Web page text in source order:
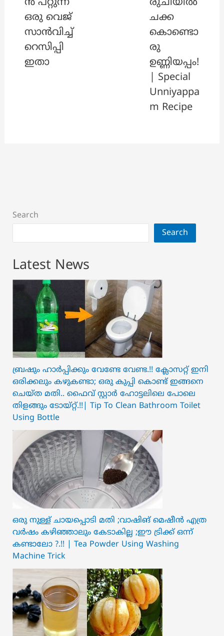
ൻ പറ്റുന്ന
ഒരു വെജ്
സാൻവിച്ച്
റെസിപ്പി
ഇതാ
രുചിയിൽ
ചക്ക
കൊണ്ടൊ
രു
ഉണ്ണിയപ്പം!
| Special
Unniyappa
m Recipe
Search
Search
Latest News
ബ്രഷും ഹാർപ്പിക്കും വേണ്ടേ വേണ്ട.!! ക്ലോസറ്റ് ഇനി
ഒരിക്കലും കഴുകണ്ടാ; ഒരു കുപ്പി കൊണ്ട് ഇങ്ങനെ
ചെയ്ത മതി.. ഫൈവ് സ്റ്റാർ ഹോട്ടലിലെ പോലെ
തിളങ്ങും ടോയ്റ്റ്.!!| Tip To Clean Bathroom Toilet
Using Bottle
ഒരു നുള്ള് ചായപ്പൊടി മതി ;വാഷിങ് മെഷീൻ എത്ര
വർഷം കഴിഞ്ഞാലും കേടാകില്ല ;ഈ ട്രിക്ക് ഒന്ന്
കണ്ടാലോ ?.!! | Tea Powder Using Washing
Machine Trick